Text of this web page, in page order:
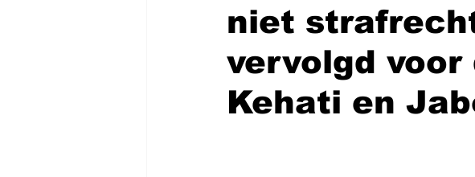
niet
vervolgd voor
Kehati en